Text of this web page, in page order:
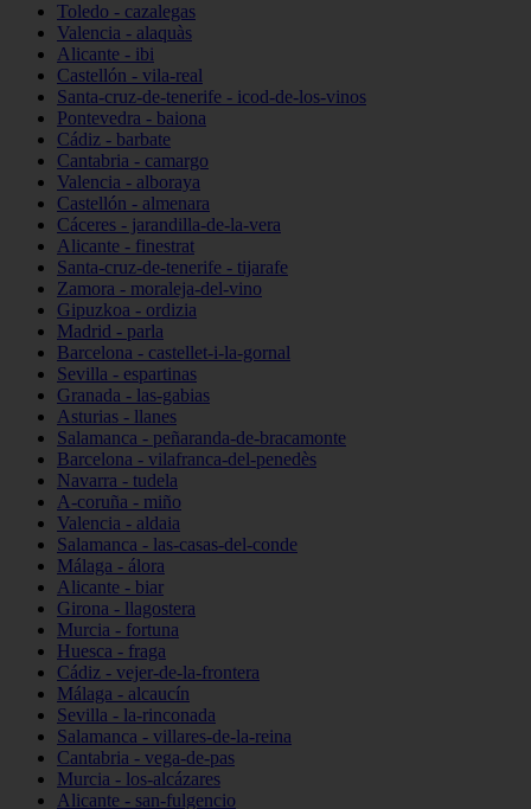
Toledo - cazalegas
Valencia - alaquàs
Alicante - ibi
Castellón - vila-real
Santa-cruz-de-tenerife - icod-de-los-vinos
Pontevedra - baiona
Cádiz - barbate
Cantabria - camargo
Valencia - alboraya
Castellón - almenara
Cáceres - jarandilla-de-la-vera
Alicante - finestrat
Santa-cruz-de-tenerife - tijarafe
Zamora - moraleja-del-vino
Gipuzkoa - ordizia
Madrid - parla
Barcelona - castellet-i-la-gornal
Sevilla - espartinas
Granada - las-gabias
Asturias - llanes
Salamanca - peñaranda-de-bracamonte
Barcelona - vilafranca-del-penedès
Navarra - tudela
A-coruña - miño
Valencia - aldaia
Salamanca - las-casas-del-conde
Málaga - álora
Alicante - biar
Girona - llagostera
Murcia - fortuna
Huesca - fraga
Cádiz - vejer-de-la-frontera
Málaga - alcaucín
Sevilla - la-rinconada
Salamanca - villares-de-la-reina
Cantabria - vega-de-pas
Murcia - los-alcázares
Alicante - san-fulgencio